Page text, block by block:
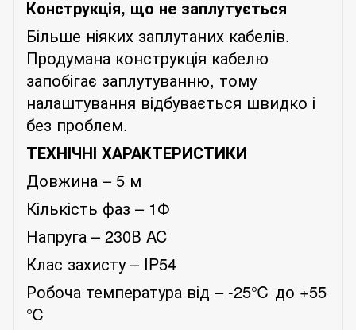
Конструкція, що не заплутується
Більше ніяких заплутаних кабелів.
Продумана конструкція кабелю
запобігає заплутуванню, тому
налаштування відбувається швидко і
без проблем.
ТЕХНІЧНІ ХАРАКТЕРИСТИКИ
Довжина – 5 м
Кількість фаз – 1Ф
Напруга – 230В AC
Клас захисту – IP54
Робоча температура від – -25℃ до +55
℃